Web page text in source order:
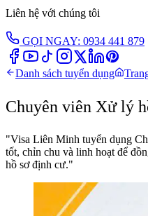
Liên hệ với chúng tôi
GỌI NGAY: 0934 441 879
Danh sách tuyển dụng
Chuyên viên Xử lý
"Visa Liên Minh tuyển dụng
tốt, chỉn chu và linh hoạt để
hồ sơ định cư."